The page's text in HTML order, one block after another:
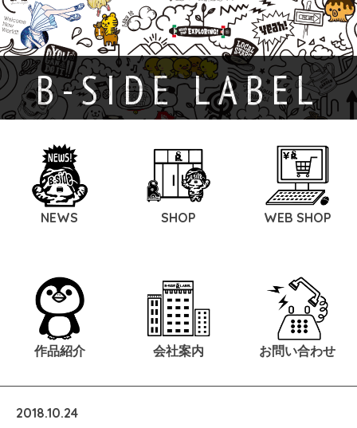
B-SIDE LABEL
NEWS SHOP WEB SHOP
作品紹介 会社案内 お問い合わせ
2018.10.24